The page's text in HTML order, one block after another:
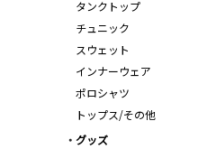
タンクトップ
チュニック
スウェット
インナーウェア
ポロシャツ
トップス/その他
グッズ